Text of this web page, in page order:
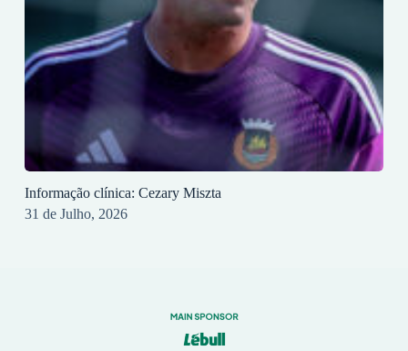
Informação clínica: Cezary Miszta
31 de Julho, 2026